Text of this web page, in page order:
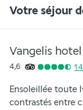
Votre séjour
Vangelis
4,6 1
Ensoleillée toute
contrastés entre